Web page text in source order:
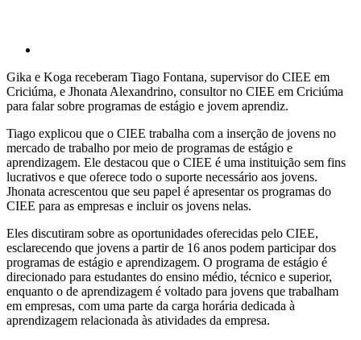
Gika e Koga receberam Tiago Fontana, supervisor do CIEE em
Criciúma, e Jhonata Alexandrino, consultor no CIEE em Criciúma
para falar sobre programas de estágio e jovem aprendiz.
Tiago explicou que o CIEE trabalha com a inserção de jovens no
mercado de trabalho por meio de programas de estágio e
aprendizagem. Ele destacou que o CIEE é uma instituição sem fins
lucrativos e que oferece todo o suporte necessário aos jovens.
Jhonata acrescentou que seu papel é apresentar os programas do
CIEE para as empresas e incluir os jovens nelas.
Eles discutiram sobre as oportunidades oferecidas pelo CIEE,
esclarecendo que jovens a partir de 16 anos podem participar dos
programas de estágio e aprendizagem. O programa de estágio é
direcionado para estudantes do ensino médio, técnico e superior,
enquanto o de aprendizagem é voltado para jovens que trabalham
em empresas, com uma parte da carga horária dedicada à
aprendizagem relacionada às atividades da empresa.